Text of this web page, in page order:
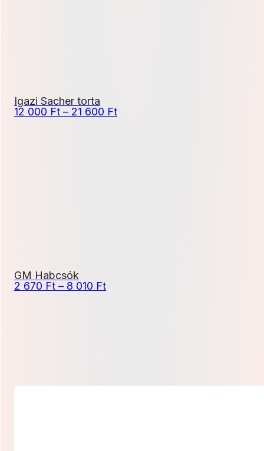
Igazi Sacher torta
12 000 Ft – 21 600 FtÁrtartomány:
GM Habcsók
2 670 Ft – 8 010 FtÁrtartomány: